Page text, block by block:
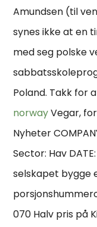
Amundsen (til
synes ikke at en
med seg polske
Poland. Takk for
norwayVegar,
Nyheter
Sector: Hav
selskapet bygge
070 Halv pris på